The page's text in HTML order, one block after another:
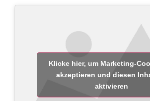
Klicke hier, um Marketing-
akzeptieren und diesen
aktivieren